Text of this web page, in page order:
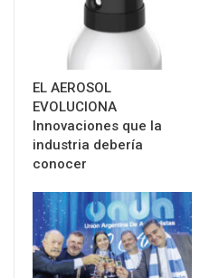
EL AEROSOL
EVOLUCIONA
Innovaciones que la
industria debería
conocer